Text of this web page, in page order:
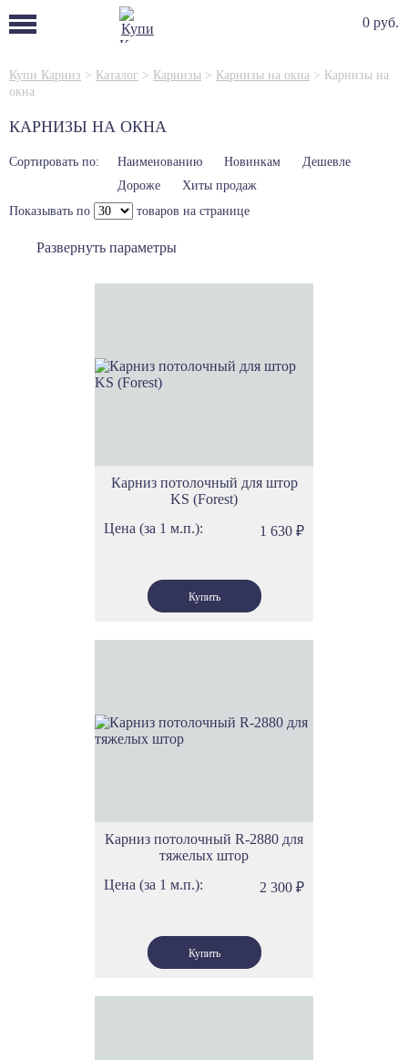
0 руб.
Купи Карниз > Каталог > Карнизы > Карнизы на окна > Карнизы на
окна
КАРНИЗЫ НА ОКНА
Сортировать по: Наименованию Новинкам
Дешевле
Дороже
Хиты продаж
Показывать по
товаров на странице
Развернуть параметры
Карниз потолочный для штор
KS (Forest)
Цена (за 1 м.п.):
1 630 ₽
Карниз потолочный R-2880 для
тяжелых штор
Цена (за 1 м.п.):
2 300 ₽